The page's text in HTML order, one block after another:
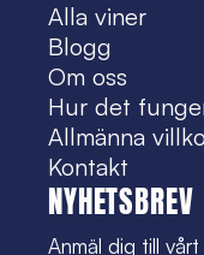
Alla viner
Blogg
Om oss
Hur det
Allmänna
Kontakt
NYHETSBREV
Anmäl dig till